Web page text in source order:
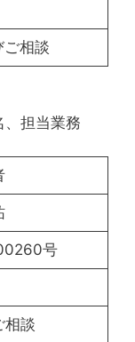
ご相談
、担当業務
号
相談